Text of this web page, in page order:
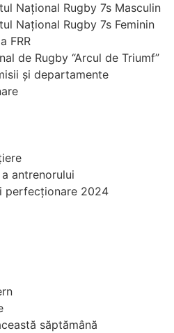
Național Rugby 7s Masculin
Național Rugby 7s Feminin
FRR
de Rugby “Arcul de Triumf”
și departamente
antrenorului
perfecționare 2024
săptămână